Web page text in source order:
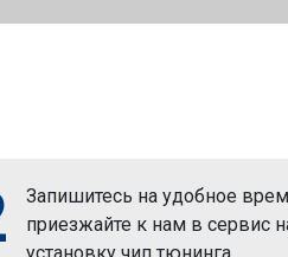
Запишитесь на удобное
приезжайте к нам в сервис